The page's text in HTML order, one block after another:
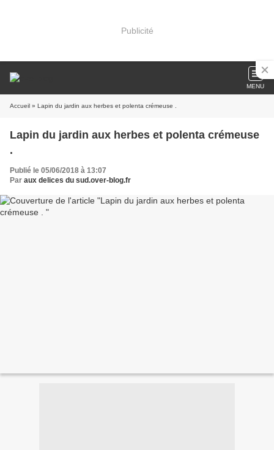
Publicité
MENU
Accueil » Lapin du jardin aux herbes et polenta crémeuse .
Lapin du jardin aux herbes et polenta crémeuse
.
Publié le 05/06/2018 à 13:07
Par aux delices du sud.over-blog.fr